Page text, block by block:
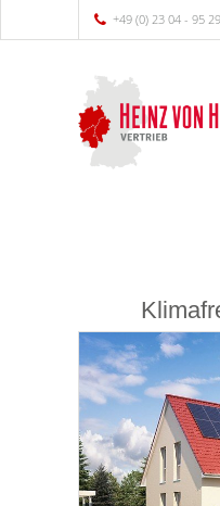
+49 (0) 23 04 - 95